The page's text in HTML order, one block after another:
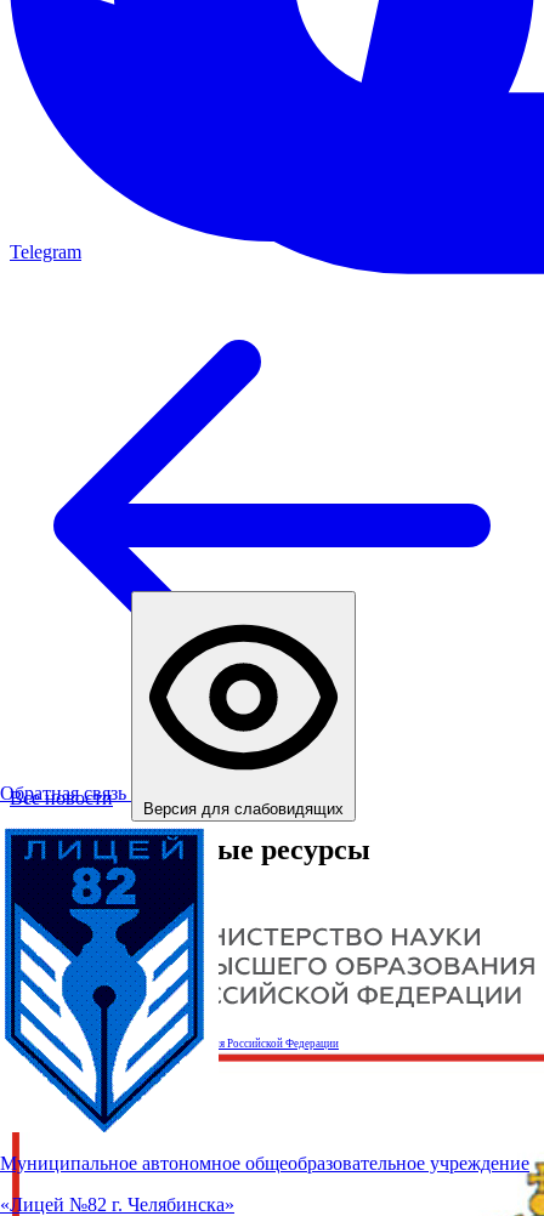
Обратная связь
Версия для слабовидящих
Муниципальное автономное общеобразовательное учреждение
«Лицей №82 г. Челябинска»
Telegram
Все новости
Информационные ресурсы
Министерство науки и высшего образования Российской Федерации